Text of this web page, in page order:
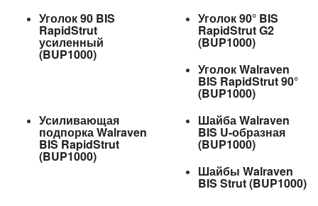
Уголок 90 BIS
RapidStrut
усиленный
(BUP1000)
Уголок 90° BIS
RapidStrut G2
(BUP1000)
Уголок Walraven
BIS RapidStrut 90°
(BUP1000)
Усиливающая
подпорка Walraven
BIS RapidStrut
(BUP1000)
Шайба Walraven
BIS U-образная
(BUP1000)
Шайбы Walraven
BIS Strut (BUP1000)